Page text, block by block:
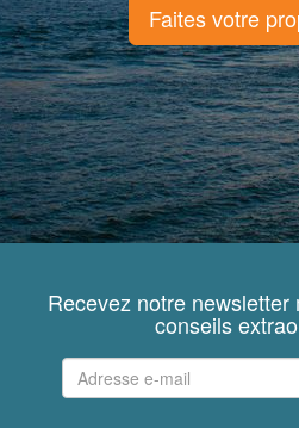
Faites votre
Recevez notre
conseils